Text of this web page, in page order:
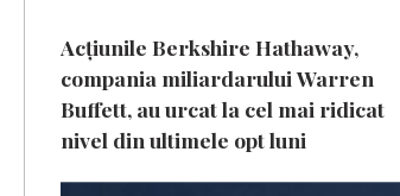
Acțiunile Berkshire Hathaway,
compania miliardarului Warren
Buffett, au urcat la cel mai ridicat
nivel din ultimele opt luni